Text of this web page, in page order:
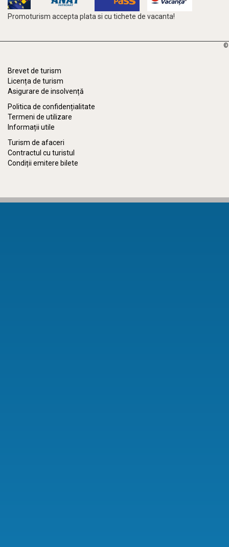
Promoturism accepta plata si cu tichete de vacanta!
©
Brevet de turism
Licența de turism
Asigurare de insolvență
Politica de confidențialitate
Termeni de utilizare
Informații utile
Turism de afaceri
Contractul cu turistul
Condiții emitere bilete